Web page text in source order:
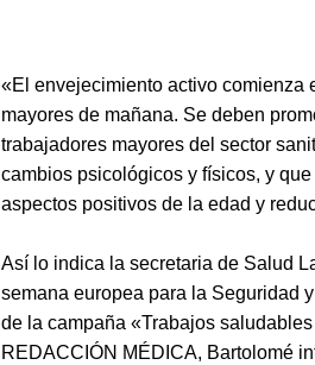
«El envejecimiento activo comienza
mayores de mañana. Se deben
trabajadores mayores del sector
cambios psicológicos y físicos, y
aspectos positivos de la edad y
Así lo indica la secretaria de Salud
semana europea para la Seguridad
de la campaña «Trabajos
REDACCIÓN MÉDICA, Bartolomé